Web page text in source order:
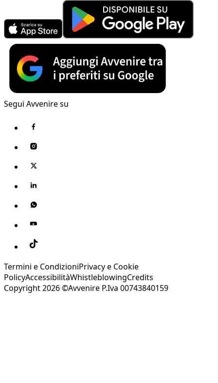
Segui Avvenire su
Termini e CondizioniPrivacy e Cookie
PolicyAccessibilitàWhistleblowingCredits
Copyright 2026 ©Avvenire P.Iva 00743840159